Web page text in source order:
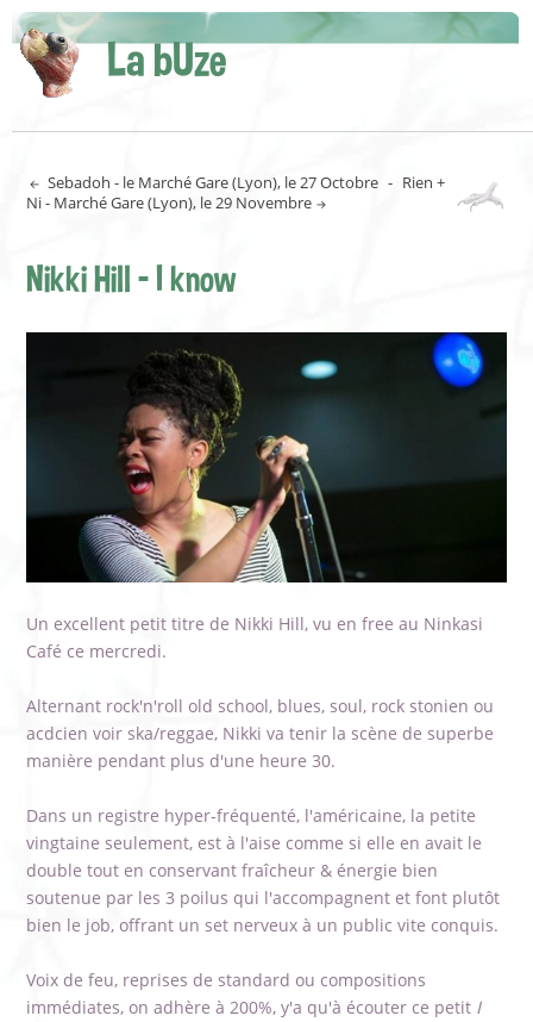
La bUze
Sebadoh - le Marché Gare (Lyon), le 27 Octobre - Rien +
Ni - Marché Gare (Lyon), le 29 Novembre
Nikki Hill - I know
Un excellent petit titre de Nikki Hill, vu en free au Ninkasi
Café ce mercredi.
Alternant rock'n'roll old school, blues, soul, rock stonien ou
acdcien voir ska/reggae, Nikki va tenir la scène de superbe
manière pendant plus d'une heure 30.
Dans un registre hyper-fréquenté, l'américaine, la petite
vingtaine seulement, est à l'aise comme si elle en avait le
double tout en conservant fraîcheur & énergie bien
soutenue par les 3 poilus qui l'accompagnent et font plutôt
bien le job, offrant un set nerveux à un public vite conquis.
Voix de feu, reprises de standard ou compositions
immédiates, on adhère à 200%, y'a qu'à écouter ce petit I